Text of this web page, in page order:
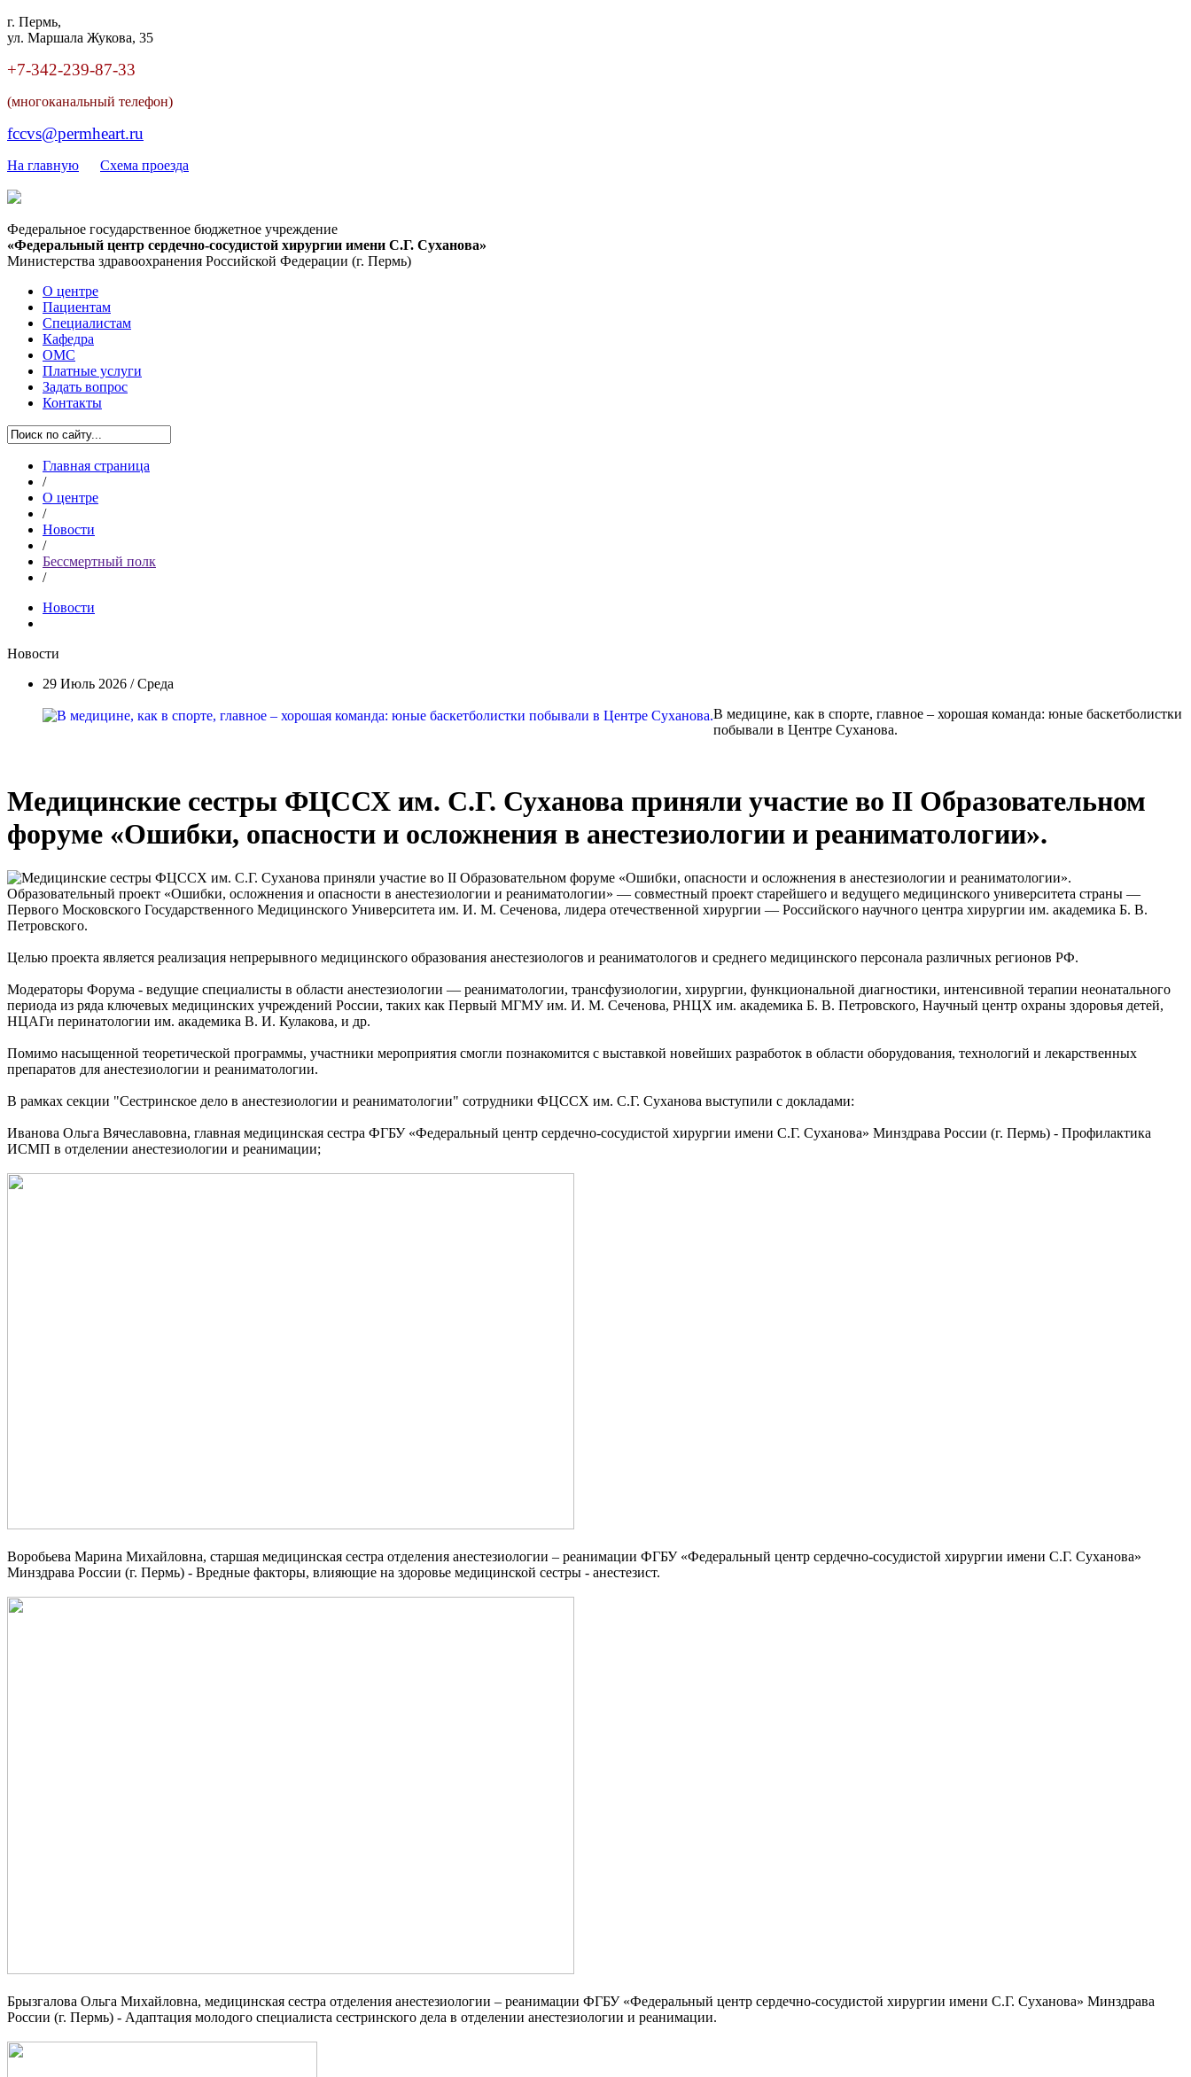
г. Пермь,
ул. Маршала Жукова, 35
+7-342-239-87-33
(многоканальный телефон)
fccvs@permheart.ru
На главную Cхема проезда
Федеральное государственное бюджетное учреждение
«Федеральный центр сердечно-сосудистой хирургии имени С.Г. Суханова»
Министерства здравоохранения Российской Федерации (г. Пермь)
О центре
Пациентам
Специалистам
Кафедра
ОМС
Платные услуги
Задать вопрос
Контакты
Главная страница
/
О центре
/
Новости
/
Бессмертный полк
/
Новости
Новости
29 Июль 2026 / Среда
В медицине, как в спорте, главное – хорошая команда: юные баскетболистки
побывали в Центре Суханова.
Медицинские сестры ФЦССХ им. С.Г. Суханова приняли участие во ӀӀ Образовательном
форуме «Ошибки, опасности и осложнения в анестезиологии и реаниматологии».
Образовательный проект «Ошибки, осложнения и опасности в анестезиологии и реаниматологии» — совместный проект старейшего и ведущего медицинского университета страны —
Первого Московского Государственного Медицинского Университета им. И. М. Сеченова, лидера отечественной хирургии — Российского научного центра хирургии им. академика Б. В.
Петровского.
Целью проекта является реализация непрерывного медицинского образования анестезиологов и реаниматологов и среднего медицинского персонала различных регионов РФ.
Модераторы Форума - ведущие специалисты в области анестезиологии — реаниматологии, трансфузиологии, хирургии, функциональной диагностики, интенсивной терапии неонатального
периода из ряда ключевых медицинских учреждений России, таких как Первый МГМУ им. И. М. Сеченова, РНЦХ им. академика Б. В. Петровского, Научный центр охраны здоровья детей,
НЦАГи перинатологии им. академика В. И. Кулакова, и др.
Помимо насыщенной теоретической программы, участники мероприятия смогли познакомится с выставкой новейших разработок в области оборудования, технологий и лекарственных
препаратов для анестезиологии и реаниматологии.
В рамках секции "Сестринское дело в анестезиологии и реаниматологии" сотрудники ФЦССХ им. С.Г. Суханова выступили с докладами:
Иванова Ольга Вячеславовна, главная медицинская сестра ФГБУ «Федеральный центр сердечно-сосудистой хирургии имени С.Г. Суханова» Минздрава России (г. Пермь) - Профилактика
ИСМП в отделении анестезиологии и реанимации;
Воробьева Марина Михайловна, старшая медицинская сестра отделения анестезиологии – реанимации ФГБУ «Федеральный центр сердечно-сосудистой хирургии имени С.Г. Суханова»
Минздрава России (г. Пермь) - Вредные факторы, влияющие на здоровье медицинской сестры - анестезист.
Брызгалова Ольга Михайловна, медицинская сестра отделения анестезиологии – реанимации ФГБУ «Федеральный центр сердечно-сосудистой хирургии имени С.Г. Суханова» Минздрава
России (г. Пермь) - Адаптация молодого специалиста сестринского дела в отделении анестезиологии и реанимации.